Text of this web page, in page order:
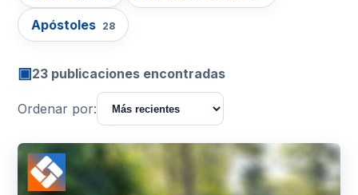
Apóstoles 28
▣23 publicaciones encontradas
Ordenar por: